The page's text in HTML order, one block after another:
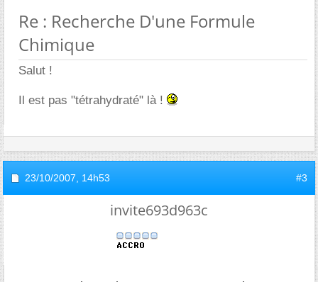
Re : Recherche D'une Formule
Chimique
Salut !
Il est pas "tétrahydraté" là !
23/10/2007, 14h53 #3
invite693d963c